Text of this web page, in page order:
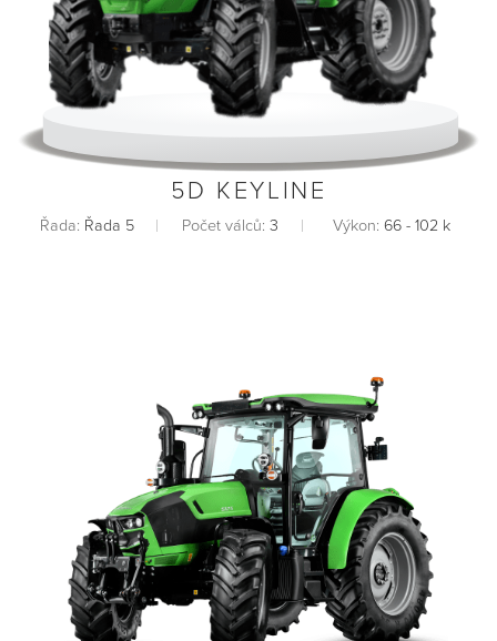
5D KEYLINE
Řada: Řada 5 Počet válců: 3 Výkon: 66 - 102 k